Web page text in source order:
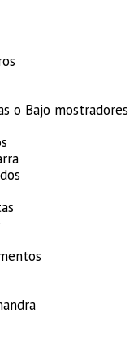
o Bajo mostradores